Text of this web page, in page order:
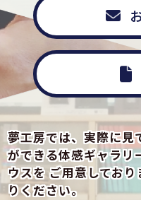
夢工房では、実際に見
ができる体感ギャラリ
ウスをご用意しており
りください。